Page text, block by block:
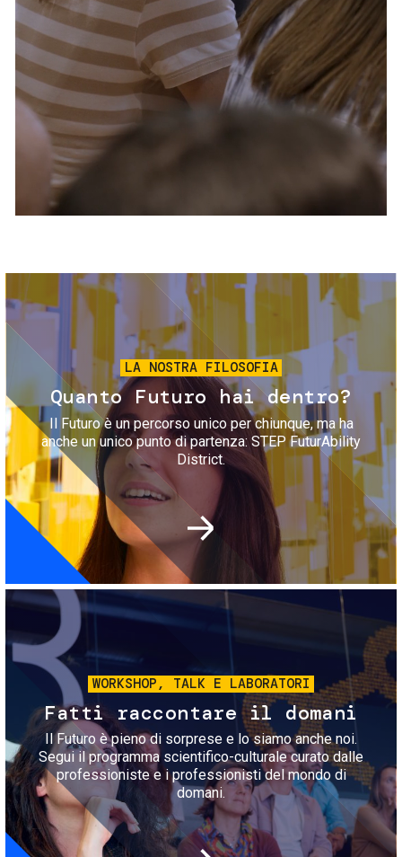
Servizi e accessibilità
Contatti
FAQ
Biglietti
Immagine
LA NOSTRA FILOSOFIA
Quanto Futuro hai dentro?
Il Futuro è un percorso unico per chiunque, ma ha
anche un unico punto di partenza: STEP FuturAbility
District.
Immagine
WORKSHOP, TALK E LABORATORI
Fatti raccontare il domani
Il Futuro è pieno di sorprese e lo siamo anche noi.
Segui il programma scientifico-culturale curato dalle
professioniste e i professionisti del mondo di
domani.